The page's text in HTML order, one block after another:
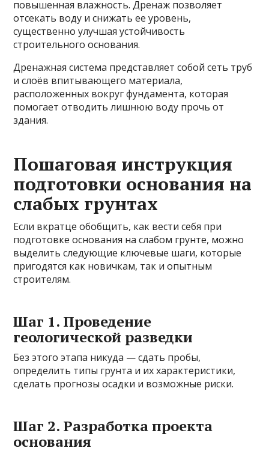
повышенная влажность. Дренаж позволяет
отсекать воду и снижать ее уровень,
существенно улучшая устойчивость
строительного основания.
Дренажная система представляет собой сеть труб
и слоёв впитывающего материала,
расположенных вокруг фундамента, которая
помогает отводить лишнюю воду прочь от
здания.
Пошаговая инструкция
подготовки основания на
слабых грунтах
Если вкратце обобщить, как вести себя при
подготовке основания на слабом грунте, можно
выделить следующие ключевые шаги, которые
пригодятся как новичкам, так и опытным
строителям.
Шаг 1. Проведение
геологической разведки
Без этого этапа никуда — сдать пробы,
определить типы грунта и их характеристики,
сделать прогнозы осадки и возможные риски.
Шаг 2. Разработка проекта
основания